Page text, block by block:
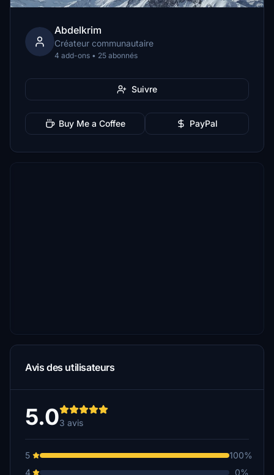
Abdelkrim
Créateur communautaire
4 add-ons • 25 abonnés
Suivre
Buy Me a Coffee PayPal
Avis des utilisateurs
5.03 avis
5
100%
4
0%